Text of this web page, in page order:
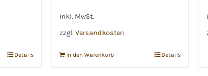
Details
inkl. MwSt.
zzgl. Versandkosten
In den Warenkorb Details